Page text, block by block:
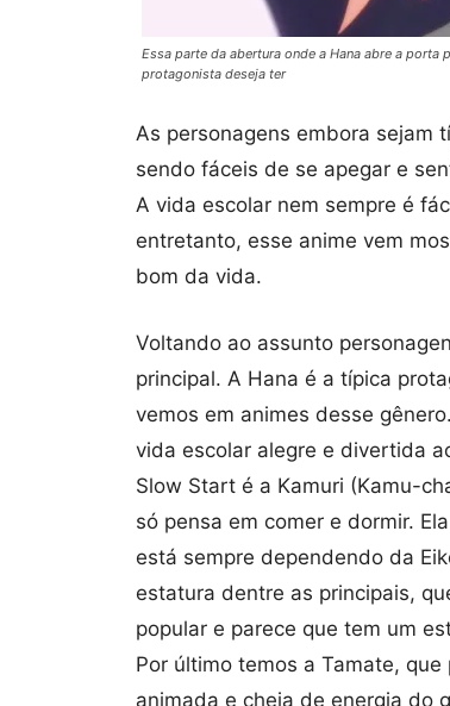
Essa parte da abertura onde a Hana abre a
protagonista deseja ter
As personagens embora sejam
sendo fáceis de se apegar e
A vida escolar nem sempre é
entretanto, esse anime vem
bom da vida.
Voltando ao assunto
principal. A Hana é a típica
vemos em animes desse
vida escolar alegre e divertida
Slow Start é a Kamuri (Kamu-
só pensa em comer e dormir.
está sempre dependendo da
estatura dentre as principais,
popular e parece que tem um
Por último temos a Tamate,
animada e cheia de energia do